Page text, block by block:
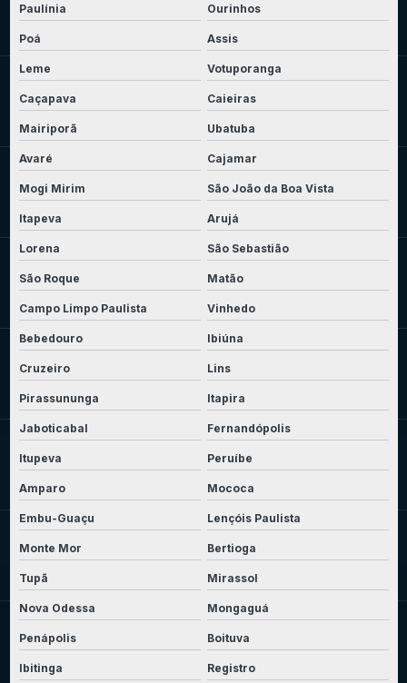
Paulínia Ourinhos
Poá Assis
Leme Votuporanga
Caçapava Caieiras
Mairiporã Ubatuba
Avaré Cajamar
Mogi Mirim São João da Boa Vista
Itapeva Arujá
Lorena São Sebastião
São Roque Matão
Campo Limpo Paulista Vinhedo
Bebedouro Ibiúna
Cruzeiro Lins
Pirassununga Itapira
Jaboticabal Fernandópolis
Itupeva Peruíbe
Amparo Mococa
Embu-Guaçu Lençóis Paulista
Monte Mor Bertioga
Tupã Mirassol
Nova Odessa Mongaguá
Penápolis Boituva
Ibitinga Registro